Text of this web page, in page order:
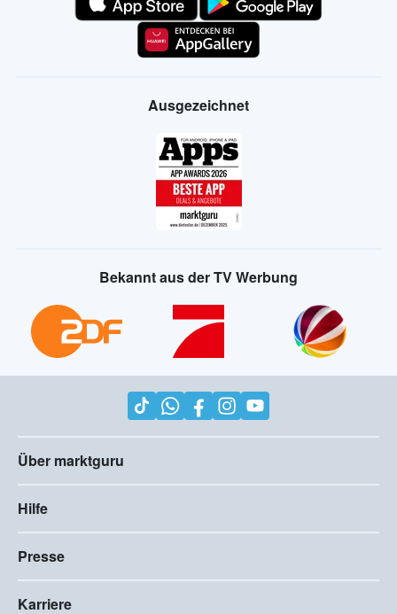
Ausgezeichnet
Bekannt aus der TV Werbung
Über marktguru
Hilfe
Presse
Karriere